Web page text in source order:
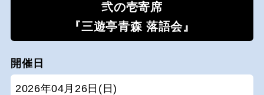
弐の壱寄席
『三遊亭青森 落語会』
開催日
2026年04月26日(日)